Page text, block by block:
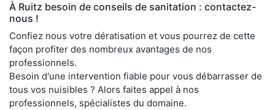
À Ruitz besoin de conseils de sanitation : contactez-
nous !
Confiez nous votre dératisation et vous pourrez de cette
façon profiter des nombreux avantages de nos
professionnels.
Besoin d'une intervention fiable pour vous débarrasser de
tous vos nuisibles ? Alors faites appel à nos
professionnels, spécialistes du domaine.